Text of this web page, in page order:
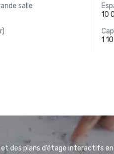
salle
10
1
des plans d’étage interactifs en